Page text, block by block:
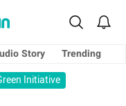
Story
Trending
Initiative